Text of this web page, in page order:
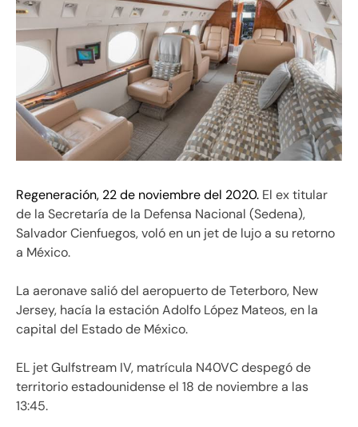
Regeneración, 22 de noviembre del 2020. El ex titular
de la Secretaría de la Defensa Nacional (Sedena),
Salvador Cienfuegos, voló en un jet de lujo a su retorno
a México.
La aeronave salió del aeropuerto de Teterboro, New
Jersey, hacía la estación Adolfo López Mateos, en la
capital del Estado de México.
EL jet Gulfstream IV, matrícula N40VC despegó de
territorio estadounidense el 18 de noviembre a las
13:45.